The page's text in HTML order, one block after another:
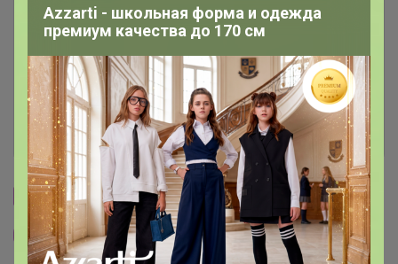
Условия участия
Ключевые даты
История проведённых выкупов
Cтраничка организатора
Другие СП организатора Бонифаций
Azzarti - школьная форма и одежда
премиум качества до 170 см